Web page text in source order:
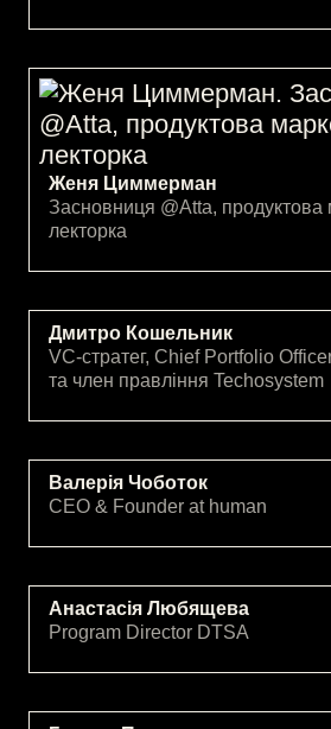
Женя Циммерман
Засновниця @Atta, продуктова
лекторка
Дмитро Кошельник
VC-стратег, Chief Portfolio
та член правління Techosystem
Валерія Чоботок
CEO & Founder at human
Анастасія Любящева
Program Director DTSA